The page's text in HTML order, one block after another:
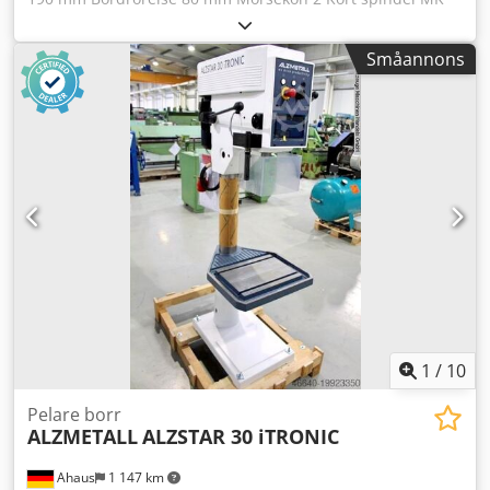
Varvtal 225 - 4 300 varv/min Driftspänning 400 / 50 Hz Volt
Bord: 300 x 240 mm Pelardiameter 65 mm Motoreffekt 0,37
/ 0,55 kW Vikt 110 kg Credpfsxaay Ujx Am Esf Utrustning: -
Stort varvtalsområde på spindeln - Steglös
varvtalsreglering - Bearbetad bottenplatta - Spindelskydd
med elektrisk säkerhet - Huvudströmbrytare med
motorvärn, låsbar - Omkastare för höger- och vänstergång
- Bruksanvisning på tyska
Småannons
1 / 10
Ahaus 1 147 km
Pelare borr
ALZMETALLALZSTAR 30 iTRONIC